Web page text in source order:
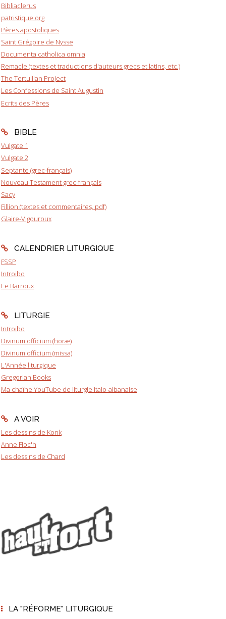
Bibliaclerus
patristique.org
Pères apostoliques
Saint Grégoire de Nysse
Documenta catholica omnia
Remacle (textes et traductions d'auteurs grecs et latins, etc.)
The Tertullian Project
Les Confessions de Saint Augustin
Ecrits des Pères
BIBLE
Vulgate 1
Vulgate 2
Septante (grec-français)
Nouveau Testament grec-français
Sacy
Fillion (textes et commentaires, pdf)
Glaire-Vigouroux
CALENDRIER LITURGIQUE
FSSP
Introibo
Le Barroux
LITURGIE
Introibo
Divinum officium (horæ)
Divinum officium (missa)
L'Année liturgique
Gregorian Books
Ma chaîne YouTube de liturgie italo-albanaise
A VOIR
Les dessins de Konk
Anne Floc'h
Les dessins de Chard
LA "RÉFORME" LITURGIQUE